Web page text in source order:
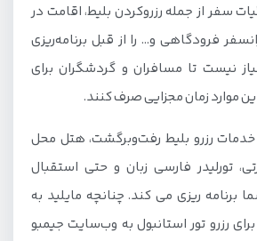
سفر از جمله رزروکردن بلیط، اقامت در
فرودگاهی و… را از قبل برنامه‌ریزی
نیست تا مسافران و گردشگران برای
موارد زمان مجزایی صرف کنند.
رزرو بلیط رفت‌وبرگشت، هتل محل
تورلیدر فارسی زبان و حتی استقبال
برنامه ریزی می کند. چنانچه مایلید به
رزرو تور استانبول به وب‌سایت جیمبو